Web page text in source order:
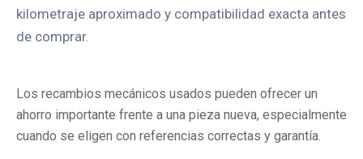
kilometraje aproximado y compatibilidad exacta antes
de comprar.
Los recambios mecánicos usados pueden ofrecer un
ahorro importante frente a una pieza nueva, especialmente
cuando se eligen con referencias correctas y garantía.